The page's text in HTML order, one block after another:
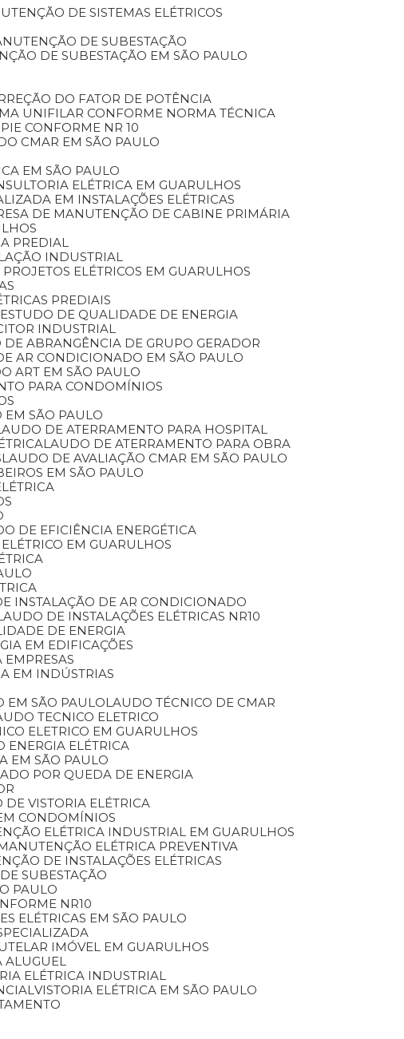
DE SISTEMAS ELÉTRICOS
DE SUBESTAÇÃO
DE SUBESTAÇÃO EM SÃO PAULO
DO FATOR DE POTÊNCIA
UNIFILAR CONFORME NORMA TÉCNICA
CONFORME NR 10
CMAR EM SÃO PAULO
EM SÃO PAULO
ELÉTRICA EM GUARULHOS
EM INSTALAÇÕES ELÉTRICAS
DE MANUTENÇÃO DE CABINE PRIMÁRIA
PREDIAL
INDUSTRIAL
PROJETOS ELÉTRICOS EM GUARULHOS
PREDIAIS
ESTUDO DE QUALIDADE DE ENERGIA
INDUSTRIAL
DE ABRANGÊNCIA DE GRUPO GERADOR
AR CONDICIONADO EM SÃO PAULO
ART EM SÃO PAULO
PARA CONDOMÍNIOS
EM SÃO PAULO
LAUDO DE ATERRAMENTO PARA HOSPITAL
LAUDO DE ATERRAMENTO PARA OBRA
LAUDO DE AVALIAÇÃO CMAR EM SÃO PAULO
EM SÃO PAULO
DE EFICIÊNCIA ENERGÉTICA
ELÉTRICO EM GUARULHOS
INSTALAÇÃO DE AR CONDICIONADO
LAUDO DE INSTALAÇÕES ELÉTRICAS NR10
DE ENERGIA
EM EDIFICAÇÕES
EM INDÚSTRIAS
EM SÃO PAULO LAUDO TÉCNICO DE CMAR
TECNICO ELETRICO
ELETRICO EM GUARULHOS
ENERGIA ELÉTRICA
EM SÃO PAULO
POR QUEDA DE ENERGIA
DE VISTORIA ELÉTRICA
CONDOMÍNIOS
ELÉTRICA INDUSTRIAL EM GUARULHOS
MANUTENÇÃO ELÉTRICA PREVENTIVA
DE INSTALAÇÕES ELÉTRICAS
SUBESTAÇÃO
PAULO
NR10
ELÉTRICAS EM SÃO PAULO
IMÓVEL EM GUARULHOS
ALUGUEL
ELÉTRICA INDUSTRIAL
VISTORIA ELÉTRICA EM SÃO PAULO